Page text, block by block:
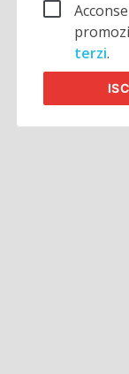
terzi.